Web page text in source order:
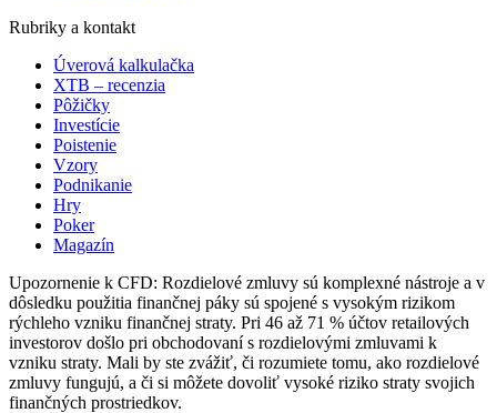
Rubriky a kontakt
Úverová kalkulačka
XTB – recenzia
Pôžičky
Investície
Poistenie
Vzory
Podnikanie
Hry
Poker
Magazín
Upozornenie k CFD: Rozdielové zmluvy sú komplexné nástroje a v
dôsledku použitia finančnej páky sú spojené s vysokým rizikom
rýchleho vzniku finančnej straty. Pri 46 až 71 % účtov retailových
investorov došlo pri obchodovaní s rozdielovými zmluvami k
vzniku straty. Mali by ste zvážiť, či rozumiete tomu, ako rozdielové
zmluvy fungujú, a či si môžete dovoliť vysoké riziko straty svojich
finančných prostriedkov.